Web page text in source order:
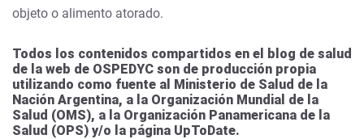
objeto o alimento atorado.
Todos los contenidos compartidos en el blog de salud
de la web de OSPEDYC son de producción propia
utilizando como fuente al Ministerio de Salud de la
Nación Argentina, a la Organización Mundial de la
Salud (OMS), a la Organización Panamericana de la
Salud (OPS) y/o la página UpToDate.